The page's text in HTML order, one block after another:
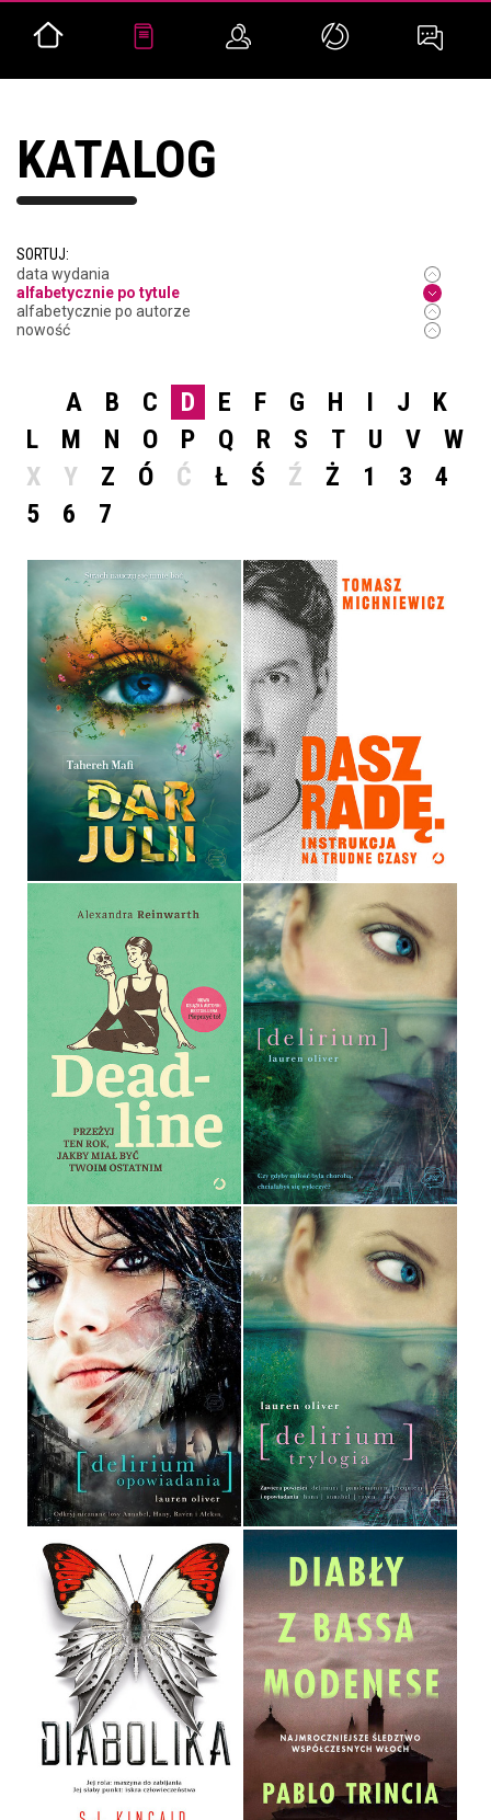
KATALOG
SORTUJ:
data wydania
alfabetycznie po tytule
alfabetycznie po autorze
nowość
A B C D E F G H I J
K
L
M N O P Q R S T U V
W
X
Y Z Ó Ć Ł Ś Ź Ż 1 3
4
5
6 7
DAR JULII
TAHEREH MAFI
OPRAWA MIĘKKA
34,90 ZŁ
DASZ RADĘ. INSTRUKCJA
NA TRUDNE CZASY
TOMEK MICHNIEWICZ
OPRAWA MIĘKKA
59,99 ZŁ
DEADLINE
ALEXANDRA REINWARTH
OPRAWA MIĘKKA
39,99 ZŁ
DELIRIUM
LAUREN OLIVER
OPRAWA MIĘKKA
32,90 ZŁ
DELIRIUM. OPOWIADANIA
LAUREN OLIVER
OPRAWA MIĘKKA
29,90 ZŁ
DELIRIUM. TRYLOGIA
LAUREN OLIVER
OPRAWA TWARDA
89,90 ZŁ
DIABOLIKA
S.J. KINCAID
36,90 ZŁ
DIABŁY Z BASSA
MODENESE.
NAJMROCZNIEJSZE
ŚLEDZTWO
WSPÓŁCZESNYCH WŁOCH
PABLO TRINCIA
OPRAWA MIĘKKA
54,99 ZŁ